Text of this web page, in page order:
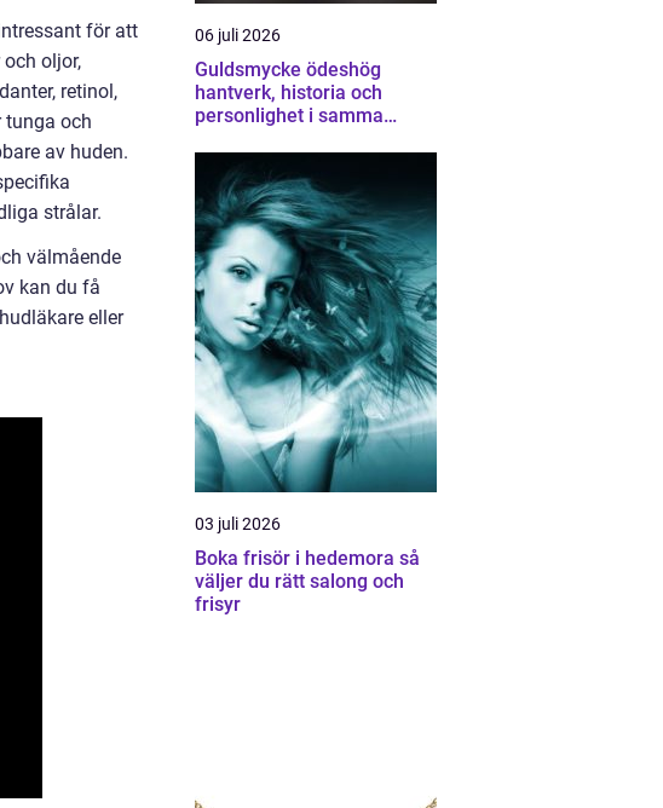
för att
oljor,
retinol,
tunga och
av huden.
strålar.
välmående
kan du få
eller
06 juli 2026
Guldsmycke ödeshög
hantverk, historia och
personlighet i samma
03 juli 2026
Boka frisör i hedemora så
väljer du rätt salong och
frisyr